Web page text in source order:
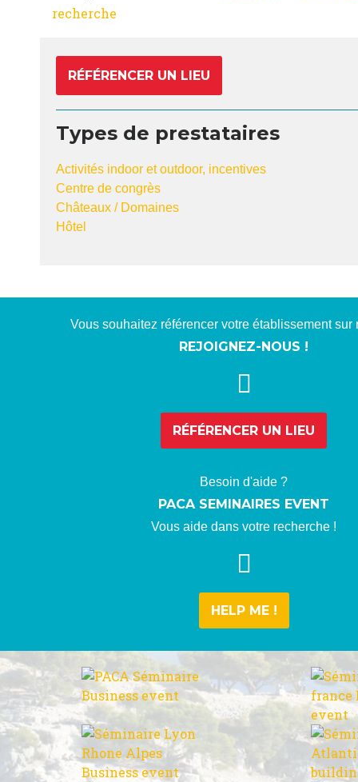
recherche
RÉFÉRENCER UN LIEU
Types de prestataires
Activités indoor et outdoor, incentives
Centre de congrès
Châteaux / Domaines
Hôtel
Vous souhaitez référencer votre établissement sur
REJOIGNEZ-NOUS !
RÉFÉRENCER UN LIEU
Besoin d'aide ?
PACA SEMINAIRES EVENT
Vous aide dans votre recherche !
HELP ME !